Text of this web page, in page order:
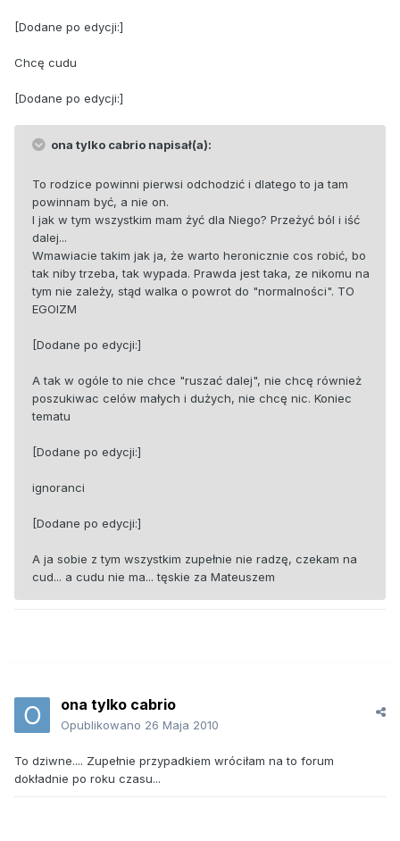
[Dodane po edycji:]
Chcę cudu
[Dodane po edycji:]
ona tylko cabrio napisał(a):
To rodzice powinni pierwsi odchodzić i dlatego to ja tam
powinnam być, a nie on.
I jak w tym wszystkim mam żyć dla Niego? Przeżyć ból i iść
dalej...
Wmawiacie takim jak ja, że warto heronicznie cos robić, bo
tak niby trzeba, tak wypada. Prawda jest taka, ze nikomu na
tym nie zależy, stąd walka o powrot do "normalności". TO
EGOIZM
[Dodane po edycji:]
A tak w ogóle to nie chce "ruszać dalej", nie chcę również
poszukiwac celów małych i dużych, nie chcę nic. Koniec
tematu
[Dodane po edycji:]
ignoranci
[Dodane po edycji:]
A ja sobie z tym wszystkim zupełnie nie radzę, czekam na
cud... a cudu nie ma... tęskie za Mateuszem
ona tylko cabrio
Opublikowano 26 Maja 2010
To dziwne.... Zupełnie przypadkiem wróciłam na to forum
dokładnie po roku czasu...